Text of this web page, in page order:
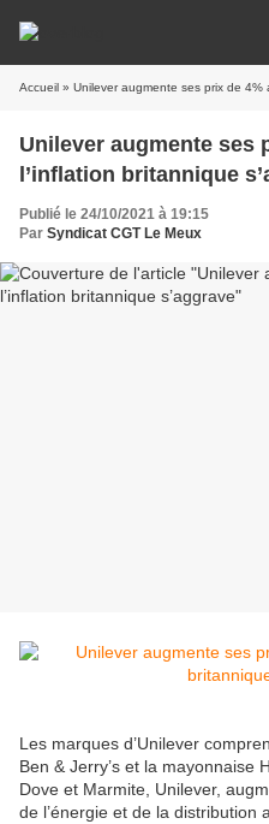
Accueil » Unilever augmente ses prix de 4%
Unilever augmente ses
l’inflation britannique
Publié le 24/10/2021 à 19:15
Par Syndicat CGT Le Meux
Les marques d’Unilever
Ben & Jerry’s et la mayonnaise
Dove et Marmite, Unilever,
de l’énergie et de la distribution